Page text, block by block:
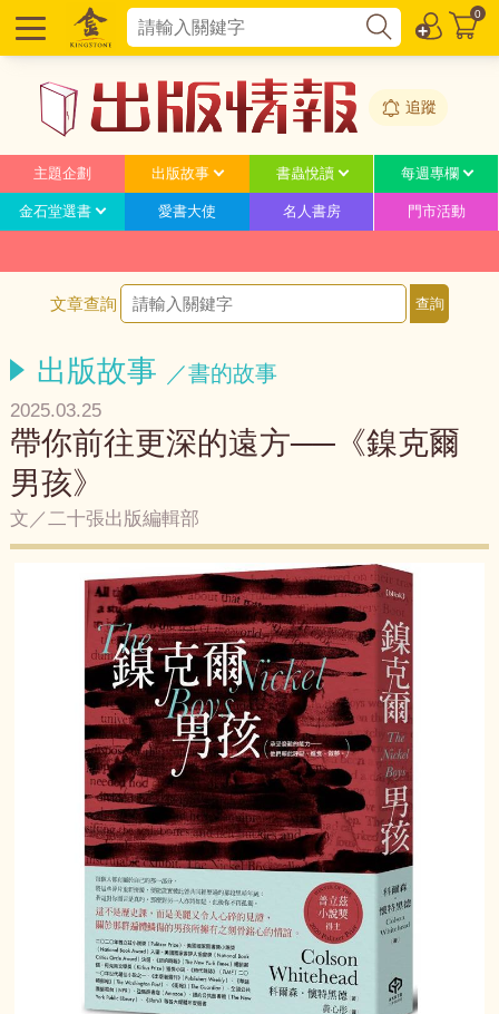
0
追蹤
主題企劃 出版故事 書蟲悅讀 每週專欄
金石堂選書 愛書大使 名人書房 門市活動
文章查詢
出版故事 ／書的故事
2025.03.25
帶你前往更深的遠方──《鎳克爾
男孩》
文／二十張出版編輯部